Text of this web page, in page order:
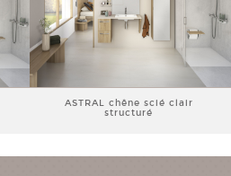
ASTRAL chêne scié clair
structuré